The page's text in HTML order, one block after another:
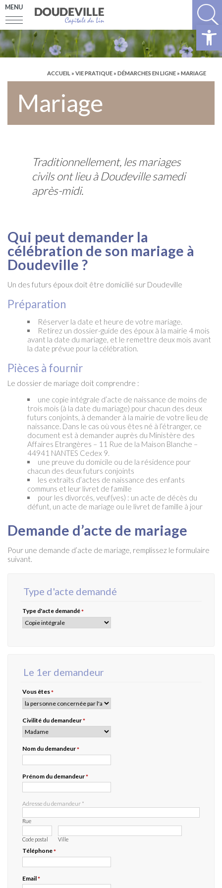
MENU
ACCUEIL » VIE PRATIQUE » DÉMARCHES EN LIGNE » MARIAGE
Mariage
Traditionnellement, les mariages
civils ont lieu à Doudeville samedi
après-midi.
Qui peut demander la
célébration de son mariage à
Doudeville ?
Un des futurs époux doit être domicilié sur Doudeville
Préparation
Réserver la date et heure de votre mariage.
Retirez un dossier-guide des époux à la mairie 4 mois
avant la date du mariage, et le remettre deux mois avant
la date prévue pour la célébration.
Pièces à fournir
Le dossier de mariage doit comprendre :
une copie intégrale d’acte de naissance de moins de
trois mois (à la date du mariage) pour chacun des deux
futurs conjoints, à demander à la mairie de votre lieu de
naissance. Dans le cas où vous êtes né à l’étranger, ce
document est à demander auprès du Ministère des
Affaires Etrangères – 11 Rue de la Maison Blanche –
44941 NANTES Cedex 9.
une preuve du domicile ou de la résidence pour
chacun des deux futurs conjoints
les extraits d’actes de naissance des enfants
communs et leur livret de famille
pour les divorcés, veuf(ves) : un acte de décès du
défunt, un acte de mariage ou le livret de famille à jour
Demande d’acte de mariage
Pour une demande d’acte de mariage, remplissez le formulaire
suivant.
Type d'acte demandé
Type d'acte demandé*
Le 1er demandeur
Vous êtes*
Civilité du demandeur*
Nom du demandeur*
Prénom du demandeur*
Adresse du demandeur *
Rue
Code postal Ville
Téléphone*
Email*